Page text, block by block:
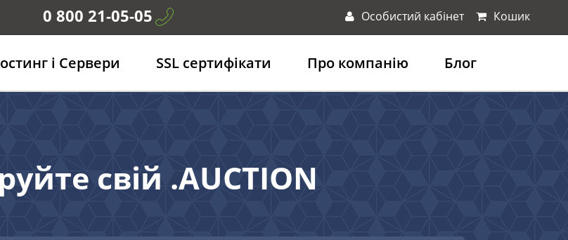
0 800 21-05-05 Особистий кабінет Кошик
і Сервери SSL сертифікати Про компанію Блог
свій .AUCTION